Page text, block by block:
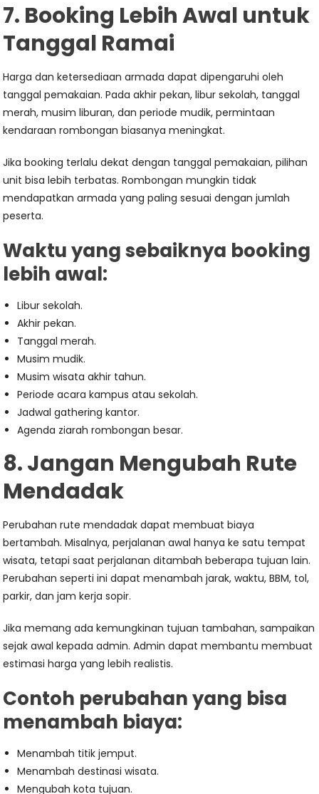
7. Booking Lebih Awal untuk
Tanggal Ramai
Harga dan ketersediaan armada dapat dipengaruhi oleh
tanggal pemakaian. Pada akhir pekan, libur sekolah, tanggal
merah, musim liburan, dan periode mudik, permintaan
kendaraan rombongan biasanya meningkat.
Jika booking terlalu dekat dengan tanggal pemakaian, pilihan
unit bisa lebih terbatas. Rombongan mungkin tidak
mendapatkan armada yang paling sesuai dengan jumlah
peserta.
Waktu yang sebaiknya booking
lebih awal:
Libur sekolah.
Akhir pekan.
Tanggal merah.
Musim mudik.
Musim wisata akhir tahun.
Periode acara kampus atau sekolah.
Jadwal gathering kantor.
Agenda ziarah rombongan besar.
8. Jangan Mengubah Rute
Mendadak
Perubahan rute mendadak dapat membuat biaya
bertambah. Misalnya, perjalanan awal hanya ke satu tempat
wisata, tetapi saat perjalanan ditambah beberapa tujuan lain.
Perubahan seperti ini dapat menambah jarak, waktu, BBM, tol,
parkir, dan jam kerja sopir.
Jika memang ada kemungkinan tujuan tambahan, sampaikan
sejak awal kepada admin. Admin dapat membantu membuat
estimasi harga yang lebih realistis.
Contoh perubahan yang bisa
menambah biaya:
Menambah titik jemput.
Menambah destinasi wisata.
Mengubah kota tujuan.